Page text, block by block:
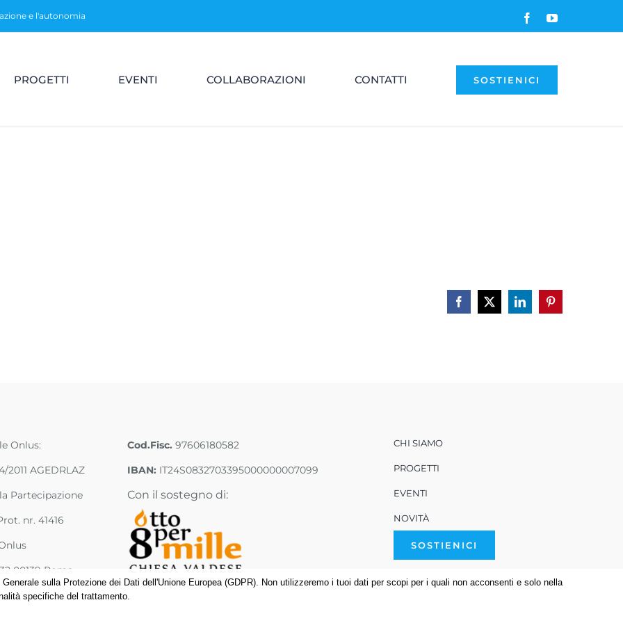
e l'autonomia FacebookYouTube
PROGETTI EVENTI COLLABORAZIONI CONTATTI SOSTIENICI
Facebook
X LinkedInPinterest
Onlus:
2011 AGEDRLAZ
Partecipazione
nr. 41416
00139 Roma
Cod.Fisc. 97606180582
IBAN: IT24S0832703395000000007099
Con il sostegno di:
CHI SIAMO
PROGETTI
EVENTI
NOVITÀ
SOSTIENICI
sulla Protezione dei Dati dell'Unione Europea (GDPR). Non utilizzeremo i tuoi dati per scopi per i quali non acconsenti e solo nella
specifiche del trattamento.